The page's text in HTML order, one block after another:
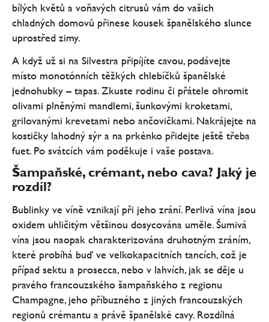
bílých květů a voňavých citrusů vám do vašich
chladných domovů přinese kousek španělského slunce
uprostřed zimy.
A když už si na Silvestra připíjíte cavou, podávejte
místo monotónních těžkých chlebíčků španělské
jednohubky – tapas. Zkuste rodinu či přátele ohromit
olivami plněnými mandlemi, šunkovými kroketami,
grilovanými krevetami nebo ančovičkami. Nakrájejte na
kostičky lahodný sýr a na prkénko přidejte ještě třeba
fuet. Po svátcích vám poděkuje i vaše postava.
Šampaňské, crémant, nebo cava? Jaký je
rozdíl?
Bublinky ve víně vznikají při jeho zrání. Perlivá vína jsou
oxidem uhličitým většinou dosycována uměle. Šumivá
vína jsou naopak charakterizována druhotným zráním,
které probíhá buď ve velkokapacitních tancích, což je
případ sektu a prosecca, nebo v lahvích, jak se děje u
pravého francouzského šampaňského z regionu
Champagne, jeho příbuzného z jiných francouzských
regionů crémantu a právě španělské cavy. Rozdílná